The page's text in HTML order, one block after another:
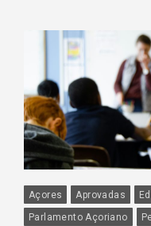
Açores Aprovadas
Parlamento Açoriano